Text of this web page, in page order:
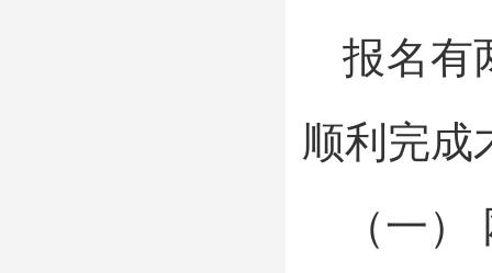
报名有
顺利完成
（一